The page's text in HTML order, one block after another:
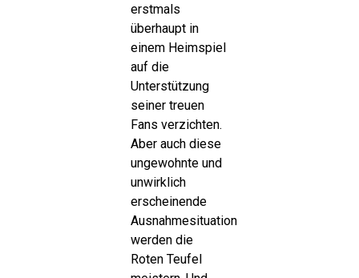
erstmals
überhaupt in
einem Heimspiel
auf die
Unterstützung
seiner treuen
Fans verzichten.
Aber auch diese
ungewohnte und
unwirklich
erscheinende
Ausnahmesituation
werden die
Roten Teufel